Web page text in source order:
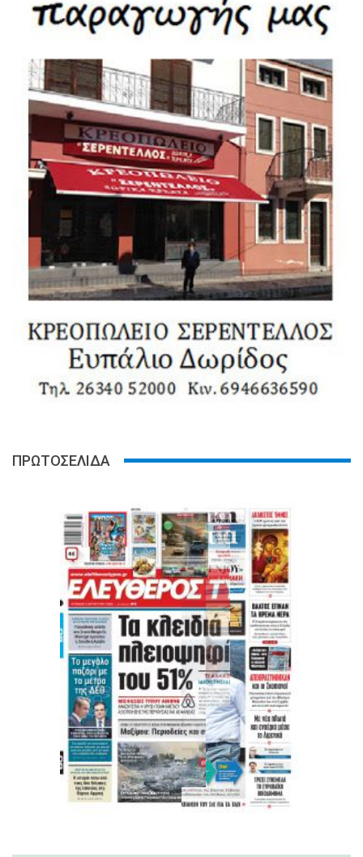
ΠΡΩΤΟΣΕΛΙΔΑ